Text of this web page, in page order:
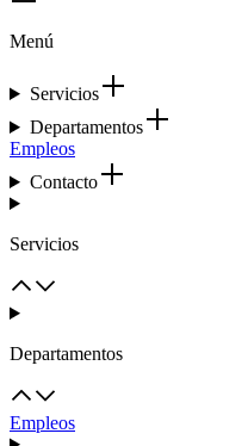
Menú
Servicios
Departamentos
Empleos
Contacto
Servicios
Departamentos
Empleos